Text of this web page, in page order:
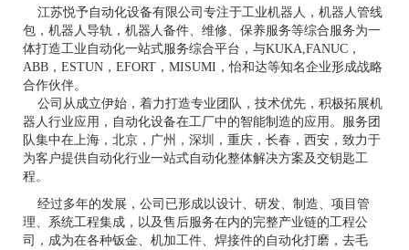
江苏悦予自动化设备有限公司专注于工业机器人，机器人管线
包，机器人导轨，机器人备件、维修、保养服务等综合服务为一
体打造工业自动化一站式服务综合平台，与KUKA,FANUC，
ABB，ESTUN，EFORT，MISUMI，怡和达等知名企业形成战略
合作伙伴。
公司从成立伊始，着力打造专业团队，技术优先，积极拓展机
器人行业应用，自动化设备在工厂中的智能制造的应用。服务团
队集中在上海，北京，广州，深圳，重庆，长春，西安，致力于
为客户提供自动化行业一站式自动化整体解决方案及交钥匙工
程。
经过多年的发展，公司已形成以设计、研发、制造、项目管
理、系统工程集成，以及售后服务在内的完整产业链的工程公
司，成为在各种钣金、机加工件、焊接件的自动化打磨，去毛